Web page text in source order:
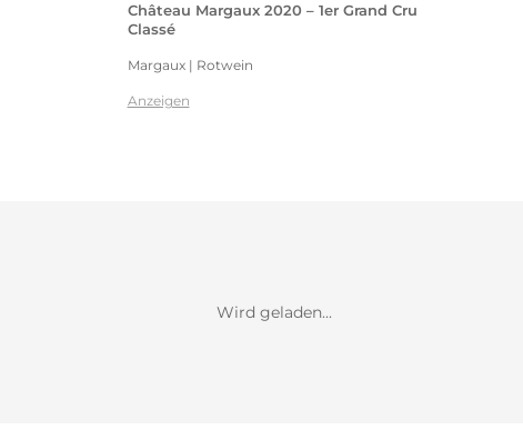
Château Margaux 2020 – 1er Grand Cru
Classé
Margaux | Rotwein
Anzeigen
Wird geladen...